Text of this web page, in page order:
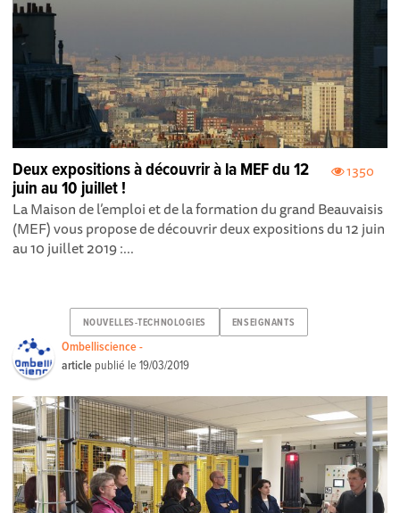
1350
Deux expositions à découvrir à la MEF du 12
juin au 10 juillet !
La Maison de l’emploi et de la formation du grand Beauvaisis
(MEF) vous propose de découvrir deux expositions du 12 juin
au 10 juillet 2019 :...
NOUVELLES-TECHNOLOGIES ENSEIGNANTS
Ombelliscience -
article publié le19/03/2019